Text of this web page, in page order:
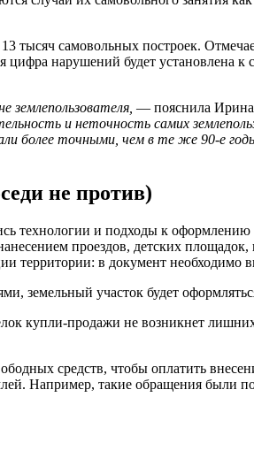
самовольных построек.
нарушений будет установлена к
землепользователя, — пояснила
и неточность самих
более точными, чем в те же 90-е
не против)
технологии и подходы к
проездов, детских
территории: в документ необходимо
земельный участок будет
купли-продажи не возникнет
средств, чтобы оплатить
Например, такие обращения